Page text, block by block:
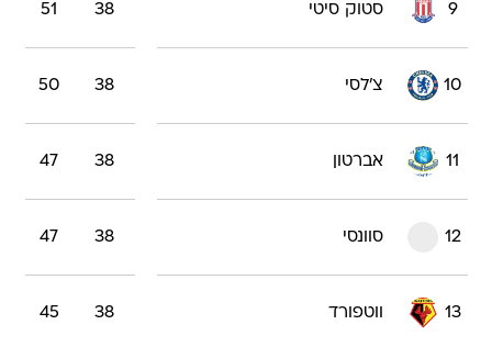
9 סטוק סיטי 38
51
10 צ'לסי 38
50
11 אברטון 38
47
12 סוונסי 38
47
13 ווטפורד 38
45